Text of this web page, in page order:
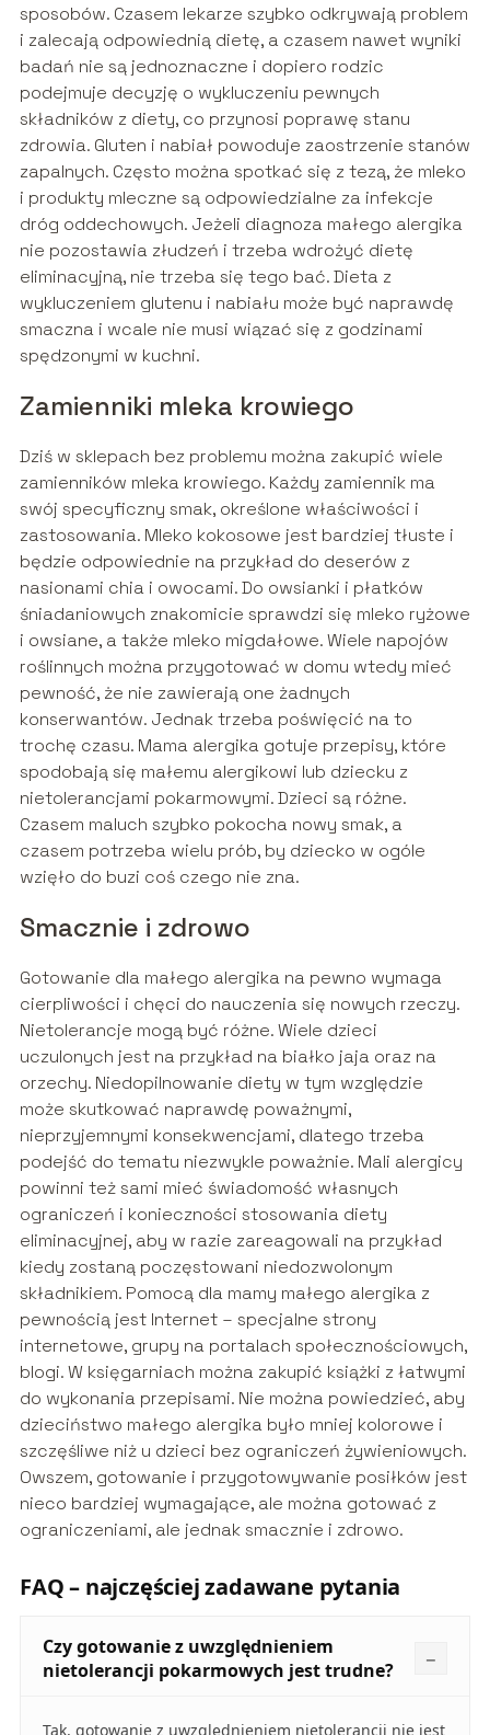
sposobów. Czasem lekarze szybko odkrywają problem
i zalecają odpowiednią dietę, a czasem nawet wyniki
badań nie są jednoznaczne i dopiero rodzic
podejmuje decyzję o wykluczeniu pewnych
składników z diety, co przynosi poprawę stanu
zdrowia. Gluten i nabiał powoduje zaostrzenie stanów
zapalnych. Często można spotkać się z tezą, że mleko
i produkty mleczne są odpowiedzialne za infekcje
dróg oddechowych. Jeżeli diagnoza małego alergika
nie pozostawia złudzeń i trzeba wdrożyć dietę
eliminacyjną, nie trzeba się tego bać. Dieta z
wykluczeniem glutenu i nabiału może być naprawdę
smaczna i wcale nie musi wiązać się z godzinami
spędzonymi w kuchni.
Zamienniki mleka krowiego
Dziś w sklepach bez problemu można zakupić wiele
zamienników mleka krowiego. Każdy zamiennik ma
swój specyficzny smak, określone właściwości i
zastosowania. Mleko kokosowe jest bardziej tłuste i
będzie odpowiednie na przykład do deserów z
nasionami chia i owocami. Do owsianki i płatków
śniadaniowych znakomicie sprawdzi się mleko ryżowe
i owsiane, a także mleko migdałowe. Wiele napojów
roślinnych można przygotować w domu wtedy mieć
pewność, że nie zawierają one żadnych
konserwantów. Jednak trzeba poświęcić na to
trochę czasu. Mama alergika gotuje przepisy, które
spodobają się małemu alergikowi lub dziecku z
nietolerancjami pokarmowymi. Dzieci są różne.
Czasem maluch szybko pokocha nowy smak, a
czasem potrzeba wielu prób, by dziecko w ogóle
wzięło do buzi coś czego nie zna.
Smacznie i zdrowo
Gotowanie dla małego alergika na pewno wymaga
cierpliwości i chęci do nauczenia się nowych rzeczy.
Nietolerancje mogą być różne. Wiele dzieci
uczulonych jest na przykład na białko jaja oraz na
orzechy. Niedopilnowanie diety w tym względzie
może skutkować naprawdę poważnymi,
nieprzyjemnymi konsekwencjami, dlatego trzeba
podejść do tematu niezwykle poważnie. Mali alergicy
powinni też sami mieć świadomość własnych
ograniczeń i konieczności stosowania diety
eliminacyjnej, aby w razie zareagowali na przykład
kiedy zostaną poczęstowani niedozwolonym
składnikiem. Pomocą dla mamy małego alergika z
pewnością jest Internet – specjalne strony
internetowe, grupy na portalach społecznościowych,
blogi. W księgarniach można zakupić książki z łatwymi
do wykonania przepisami. Nie można powiedzieć, aby
dzieciństwo małego alergika było mniej kolorowe i
szczęśliwe niż u dzieci bez ograniczeń żywieniowych.
Owszem, gotowanie i przygotowywanie posiłków jest
nieco bardziej wymagające, ale można gotować z
ograniczeniami, ale jednak smacznie i zdrowo.
FAQ – najczęściej zadawane pytania
Czy gotowanie z uwzględnieniem
nietolerancji pokarmowych jest trudne?
Tak, gotowanie z uwzględnieniem nietolerancji nie jest